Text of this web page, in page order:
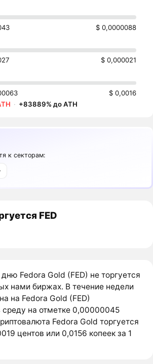
$ 0,0000088
$ 0,000021
$ 0,0016
· +83889% до ATH
к секторам:
FED
Fedora Gold (FED) не торгуется
нами биржах. В течение недели
на Fedora Gold (FED)
среду на отметке 0,00000045
Fedora Gold торгуется
центов или 0,0156 копеек за 1